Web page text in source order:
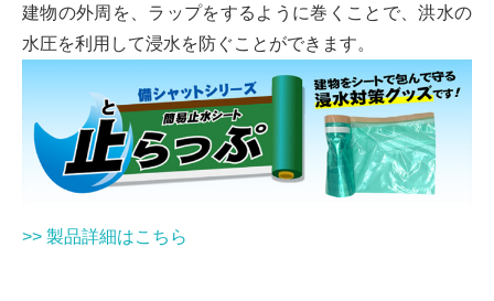
建物の外周を、ラップをするように巻くことで、洪水の
水圧を利用して浸水を防ぐことができます。
>> 製品詳細はこちら